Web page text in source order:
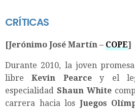
CRÍTICAS
[Jerónimo José Martín – COPE]
Durante 2010, la joven
libreKevin Pearcey el
especialidad Shaun White
carrera hacia los Juegos